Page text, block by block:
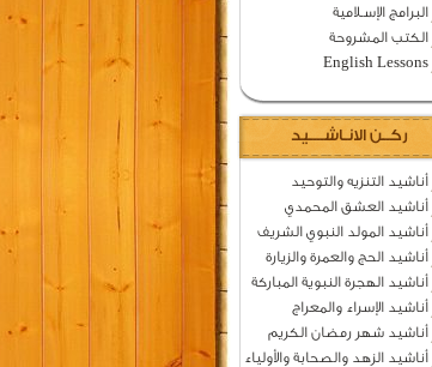
البرامج الإسـلامية
الكتب المشروحة
English Lessons
ركــن الانـاشــــيد
أناشيد التنزيه والتوحيد
أناشيد العشق المحمدي
أناشيد المولد النبوي الشريف
أناشيد الحج والعمرة والزيارة
أناشيد الهجرة النبوية المباركة
أناشيد الإسراء والمعراج
أناشيد شهر رمضان الكريم
أناشيد الزهد والصحابة والأولياء